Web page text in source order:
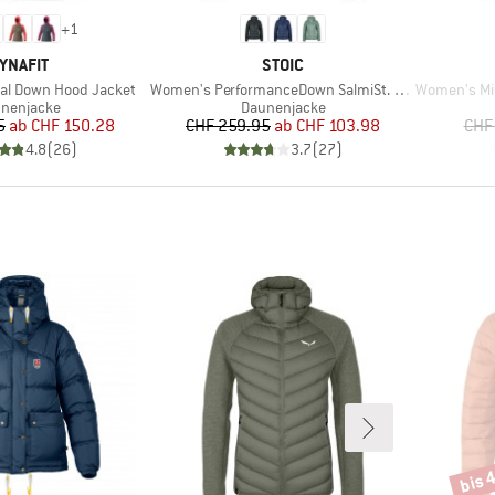
+1
Down Hood Jacket
Preis
reduzierter Preis
ab CHF 150.28
4.8(26)
MARKE
STOIC
Artikel
Women's PerformanceDown SalmiSt. Jacket with Hood
Produktgruppe
Daunenjacke
Preis
CHF 259.95 reduzierter Preis
ab CHF 103.98
3.7(27)
Artikel
Women's
bis